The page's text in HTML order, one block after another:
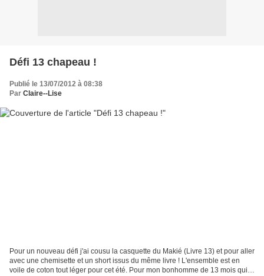
Défi 13 chapeau !
Publié le 13/07/2012 à 08:38
Par Claire--Lise
Pour un nouveau défi j'ai cousu la casquette du Makié (Livre 13) et pour aller
avec une chemisette et un short issus du même livre ! L'ensemble est en
voile de coton tout léger pour cet été. Pour mon bonhomme de 13 mois qui